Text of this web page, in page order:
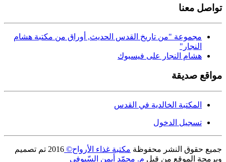
تواصل معنا
مجموعة "من تاريخ القدس الحديث, أوراق من مكتبة هشام
النجار"
هشام النجار على فيسبوك
مواقع صديقة
المكتبة الخالدية في القدس
تسجيل الدخول
جميع حقوق النشر محفوظة مكتبة غذاء الأرواح© 2016 تم تصميم
وبرمجة الموقع من قبل م. محمّد أيمن السّيوفي